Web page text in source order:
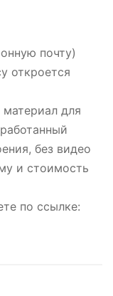
почту)
откроется
для
без видео
и стоимость
по ссылке: